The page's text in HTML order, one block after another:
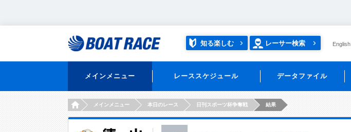
知る楽しむ レーサー検索 English
メインメニュー レーススケジュール データファイル
HOMEメインメニュー 本日のレース 日刊スポーツ杯争奪戦 結果